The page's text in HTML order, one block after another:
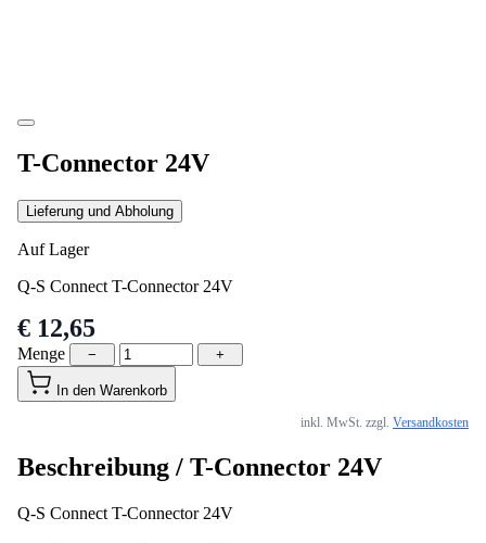
T-Connector 24V
Lieferung und Abholung
Auf Lager
Q-S Connect T-Connector 24V
€ 12,65
Menge − +
In den Warenkorb
inkl. MwSt. zzgl. Versandkosten
Beschreibung / T-Connector 24V
Q-S Connect T-Connector 24V